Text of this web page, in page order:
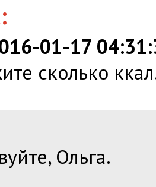
01-17
сколько
Ольга.